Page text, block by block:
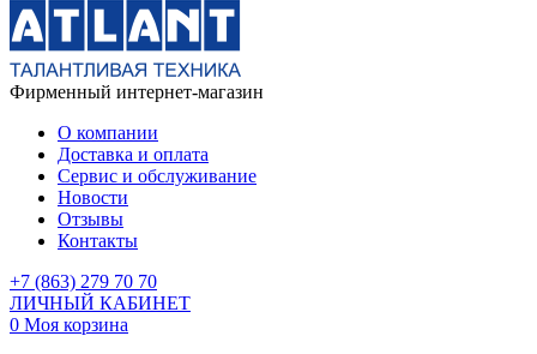
Фирменный интернет-магазин
О компании
Доставка и оплата
Сервис и обслуживание
Новости
Отзывы
Контакты
+7 (863) 279 70 70
ЛИЧНЫЙ КАБИНЕТ
0 Моя корзина